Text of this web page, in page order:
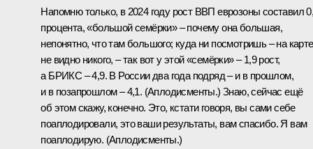
Напомню только, в 2024 году рост ВВП еврозоны составил
процента, «большой семёрки» – почему она большая,
непонятно, что там большого; куда ни посмотришь – на карте
не видно никого, – так вот у этой «семёрки» – 1,9 рост,
а БРИКС – 4,9. В России два года подряд – и в прошлом,
и в позапрошлом – 4,1. (Аплодисменты.) Знаю, сейчас ещё
об этом скажу, конечно. Это, кстати говоря, вы сами себе
поаплодировали, это ваши результаты, вам спасибо. Я вам
поаплодирую. (Аплодисменты.)